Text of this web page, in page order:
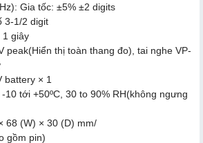
Gia tốc: ±5% ±2 digits
3-1/2 digit
1 giây
peak(Hiển thị toàn thang đo), tai nghe VP-
battery × 1
tới +50ºC, 30 to 90% RH(không ngưng
68 (W) × 30 (D) mm/
gồm pin)